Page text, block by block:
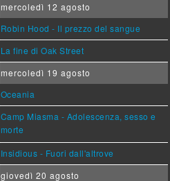
mercoledì 12 agosto
Robin Hood - Il prezzo del sangue
La fine di Oak Street
mercoledì 19 agosto
Oceania
Camp Miasma - Adolescenza, sesso e
morte
Insidious - Fuori dall'altrove
giovedì 20 agosto